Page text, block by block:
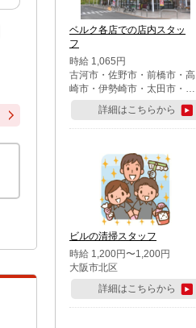
ベルク各店での店内スタッ
フ
時給 1,065円
古河市・佐野市・前橋市・高
崎市・伊勢崎市・太田市・館
林市・藤岡市・大泉町・さい
たま市北区・川越市・熊谷
市・行田市・秩父市・所沢
市・鶴ケ島市・千葉市中央
区・市川市・松戸市・習志野
市・柏市・流山市・八千代
市・足立区・江戸川区・八王
子市・町田市
詳細はこちらから
ビルの清掃スタッフ
時給 1,200円〜1,200円
大阪市北区
詳細はこちらから